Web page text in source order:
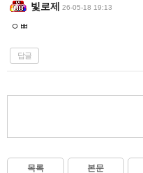
빛로제 26-05-18 19:13
ㅇㅃ
답글
목록 본문